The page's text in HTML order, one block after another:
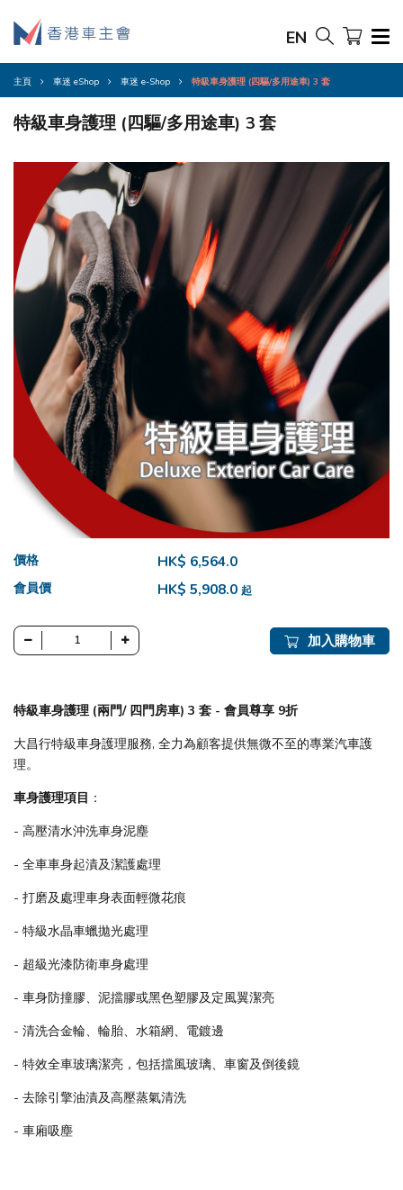
EN
主頁 車迷 eShop 車迷 e-Shop 特級車身護理 (四驅/多用途車) 3 套
特級車身護理 (四驅/多用途車) 3 套
價格 HK$ 6,564.0
會員價 HK$ 5,908.0 起
加入購物車
特級車身護理 (兩門/ 四門房車) 3 套 - 會員尊享 9折
大昌行特級車身護理服務, 全力為顧客提供無微不至的專業汽車護
理。
車身護理項目 ：
- 高壓清水沖洗車身泥塵
- 全車車身起漬及潔護處理
- 打磨及處理車身表面輕微花痕
- 特級水晶車蠟拋光處理
- 超級光漆防衛車身處理
- 車身防撞膠、泥擋膠或黑色塑膠及定風翼潔亮
- 清洗合金輪、輪胎、水箱網、電鍍邊
- 特效全車玻璃潔亮，包括擋風玻璃、車窗及倒後鏡
- 去除引擎油漬及高壓蒸氣清洗
- 車廂吸塵